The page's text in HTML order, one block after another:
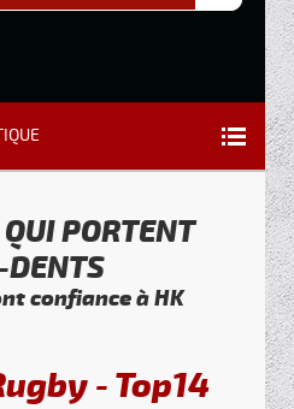
PORTENT
DENTS
confiance à HK
- Top14